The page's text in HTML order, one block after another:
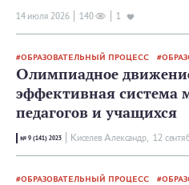
14 июля 2026 140 1
ОБРАЗОВАТЕЛЬНЫЙ ПРОЦЕСС
Олимпиадное
эффективная система
педагогов и учащихся
№ 9 (141) 2023 Киселев Александр, 12
ОБРАЗОВАТЕЛЬНЫЙ ПРОЦЕСС